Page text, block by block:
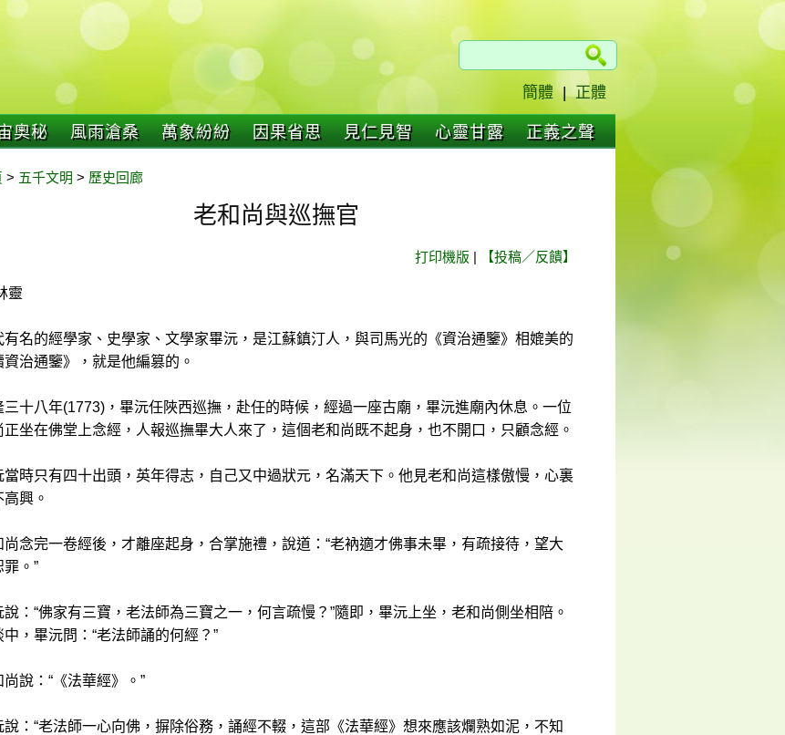
簡體 | 正體
奧秘 風雨滄桑 萬象紛紛 因果省思 見仁見智 心靈甘露 正義之聲
> 五千文明 > 歷史回廊
老和尚與巡撫官
打印機版 | 【投稿／反饋】
靈
有名的經學家、史學家、文學家畢沅，是江蘇鎮汀人，與司馬光的《資治通鑒》相媲美的
資治通鑒》，就是他編篡的。
三十八年(1773)，畢沅任陜西巡撫，赴任的時候，經過一座古廟，畢沅進廟內休息。一位
正坐在佛堂上念經，人報巡撫畢大人來了，這個老和尚既不起身，也不開口，只顧念經。
當時只有四十出頭，英年得志，自己又中過狀元，名滿天下。他見老和尚這樣傲慢，心裏
興。
尚念完一卷經後，才離座起身，合掌施禮，說道：“老衲適才佛事未畢，有疏接待，望大
罪。”
說：“佛家有三寶，老法師為三寶之一，何言疏慢？”隨即，畢沅上坐，老和尚側坐相陪。
中，畢沅問：“老法師誦的何經？”
尚說：“《法華經》。”
說：“老法師一心向佛，摒除俗務，誦經不輟，這部《法華經》想來應該爛熟如泥，不知